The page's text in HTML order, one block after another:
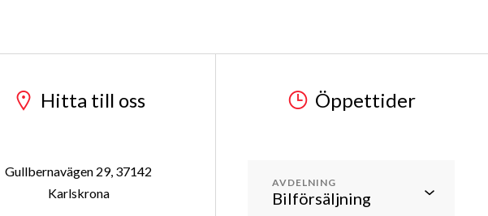
Hitta till oss
Gullbernavägen 29, 37142
Karlskrona
Öppettider
AVDELNING